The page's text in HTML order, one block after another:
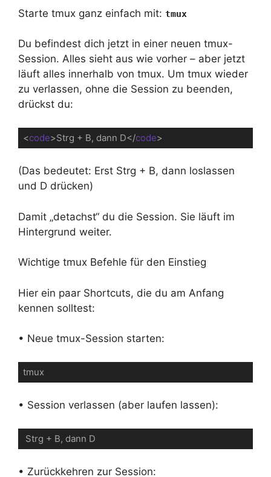
Starte tmux ganz einfach mit: tmux
Du befindest dich jetzt in einer neuen tmux-
Session. Alles sieht aus wie vorher – aber jetzt
läuft alles innerhalb von tmux. Um tmux wieder
zu verlassen, ohne die Session zu beenden,
drückst du:
<code>Strg + B, dann D</code>
(Das bedeutet: Erst Strg + B, dann loslassen
und D drücken)
Damit „detachst“ du die Session. Sie läuft im
Hintergrund weiter.
Wichtige tmux Befehle für den Einstieg
Hier ein paar Shortcuts, die du am Anfang
kennen solltest:
• Neue tmux-Session starten:
tmux
• Session verlassen (aber laufen lassen):
Strg + B, dann D
• Zurückkehren zur Session: